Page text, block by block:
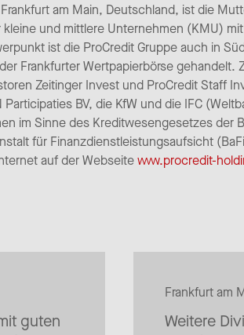
Frankfurt am Main, Deutschland, ist die
und mittlere Unternehmen (KMU)
ist die ProCredit Gruppe auch in
Frankfurter Wertpapierbörse gehandelt.
Zeitinger Invest und ProCredit Staff
BV, die KfW und die IFC
im Sinne des Kreditwesengesetzes der
für Finanzdienstleistungsaufsicht
auf der Webseitewww.procredit-
guten
Frankfurt am
Weitere